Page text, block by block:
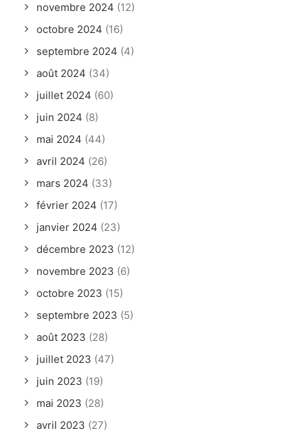
novembre 2024 (12)
octobre 2024 (16)
septembre 2024 (4)
août 2024 (34)
juillet 2024 (60)
juin 2024 (8)
mai 2024 (44)
avril 2024 (26)
mars 2024 (33)
février 2024 (17)
janvier 2024 (23)
décembre 2023 (12)
novembre 2023 (6)
octobre 2023 (15)
septembre 2023 (5)
août 2023 (28)
juillet 2023 (47)
juin 2023 (19)
mai 2023 (28)
avril 2023 (27)